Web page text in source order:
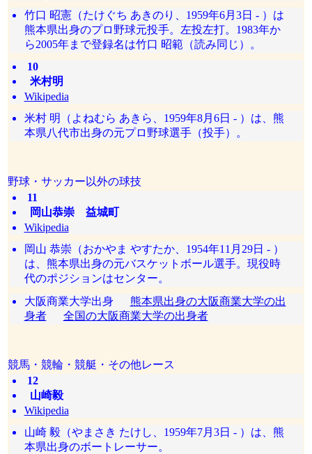
竹口 昭憲（たけぐち あきのり、1959年6月3日 - ）は
熊本県出身のプロ野球元投手。左投左打。1983年か
ら2005年まで登録名は竹口 昭範（読み同じ）。
10
米村明
Wikipedia
米村 明（よねむら あきら、1959年8月6日 - ）は、熊
本県八代市出身の元プロ野球選手（投手）。
野球・サッカー以外の球技
11
岡山恭崇 益城町
Wikipedia
岡山 恭崇（おかやま やすたか、1954年11月29日 - ）
は、熊本県出身の元バスケットボール選手。現役時
代のポジションはセンター。
大阪商業大学出身 熊本県出身の大阪商業大学の出
身者
全国の大阪商業大学の出身者
競馬・競輪・競艇・その他レース
12
山崎毅
Wikipedia
山崎 毅（やまさき たけし、1959年7月3日 - ）は、熊
本県出身のボートレーサー。